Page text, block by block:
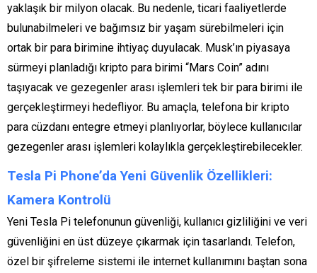
yaklaşık bir milyon olacak. Bu nedenle, ticari faaliyetlerde
bulunabilmeleri ve bağımsız bir yaşam sürebilmeleri için
ortak bir para birimine ihtiyaç duyulacak. Musk’ın piyasaya
sürmeyi planladığı kripto para birimi “Mars Coin” adını
taşıyacak ve gezegenler arası işlemleri tek bir para birimi ile
gerçekleştirmeyi hedefliyor. Bu amaçla, telefona bir kripto
para cüzdanı entegre etmeyi planlıyorlar, böylece kullanıcılar
gezegenler arası işlemleri kolaylıkla gerçekleştirebilecekler.
Tesla Pi Phone’da Yeni Güvenlik Özellikleri:
Kamera Kontrolü
Yeni Tesla Pi telefonunun güvenliği, kullanıcı gizliliğini ve veri
güvenliğini en üst düzeye çıkarmak için tasarlandı. Telefon,
özel bir şifreleme sistemi ile internet kullanımını baştan sona